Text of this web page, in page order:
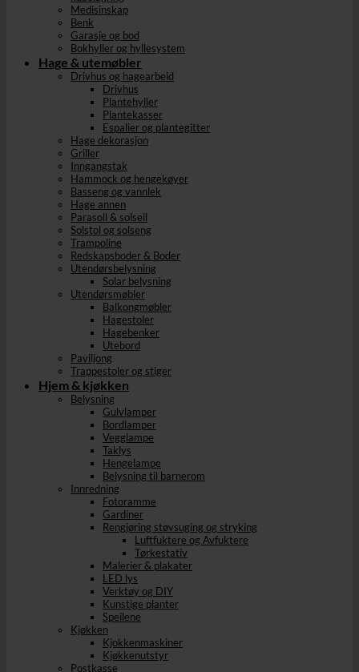
Medisinskap
Benk
Garasje og bod
Bokhyller og hyllesystem
Hage & utemøbler
Drivhus og hagearbeid
Drivhus
Plantehyller
Plantekasser
Espalier og plantegitter
Hage dekorasjon
Griller
Inngangstak
Hammock og hengekøyer
Basseng og vannlek
Hage annen
Parasoll & solseil
Solstol og solseng
Trampoline
Redskapsboder & Boder
Utendørsbelysning
Solar belysning
Utendørsmøbler
Balkongmøbler
Hagestoler
Hagebenker
Utebord
Paviljong
Trappestoler og stiger
Hjem & kjøkken
Belysning
Gulvlamper
Bordlamper
Vegglampe
Taklys
Hengelampe
Belysning til barnerom
Innredning
Fotoramme
Gardiner
Rengjøring støvsuging og stryking
Luftfuktere og Avfuktere
Tørkestativ
Malerier & plakater
LED lys
Verktøy og DIY
Kunstige planter
Speilene
Kjøkken
Kjokkenmaskiner
Kjøkkenutstyr
Postkasse